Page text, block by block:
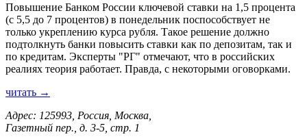
Повышение Банком России ключевой ставки на 1,5 процента
(с 5,5 до 7 процентов) в понедельник поспособствует не
только укреплению курса рубля. Такое решение должно
подтолкнуть банки повысить ставки как по депозитам, так и
по кредитам. Эксперты "РГ" отмечают, что в российских
реалиях теория работает. Правда, с некоторыми оговорками.
читать →
Адрес: 125993, Россия, Москва,
Газетный пер., д. 3-5, стр. 1